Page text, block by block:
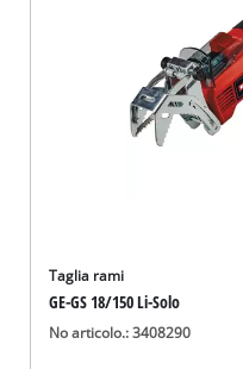
Taglia rami
GE-GS 18/150 Li-Solo
No articolo.: 3408290